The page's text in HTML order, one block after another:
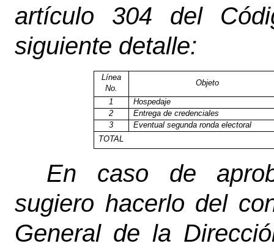
artículo 304 del
siguiente detalle:
Línea
No.
Objeto
1
Hospedaje
2
Entrega de credenciales
3
Eventual segunda ronda electoral
TOTAL
En caso de
sugiero hacerlo del
General de la